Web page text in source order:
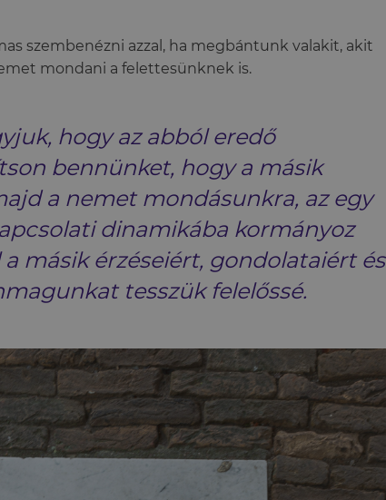
szembenézni azzal, ha megbántunk valakit, akit
mondani a felettesünknek is.
hogy az abból eredő
bennünket, hogy a másik
a nemet mondásunkra, az egy
dinamikába kormányoz
másik érzéseiért, gondolataiért és
tesszük felelőssé.